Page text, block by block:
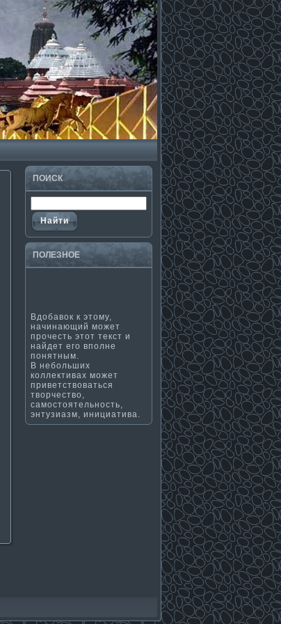
ПОИСК
ПОЛЕЗНΟЕ
Вдобавок к этому,
начинающий может
прочесть этот текст и
найдет его вполне
понятным.
В небольших
коллективах может
приветствоваться
творчество,
самостоятельность,
энтузиазм, инициатива.